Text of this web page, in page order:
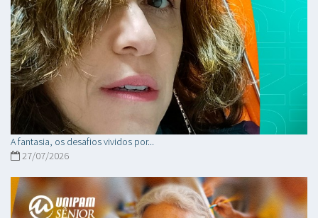
A fantasia, os desafios vividos por...
27/07/2026